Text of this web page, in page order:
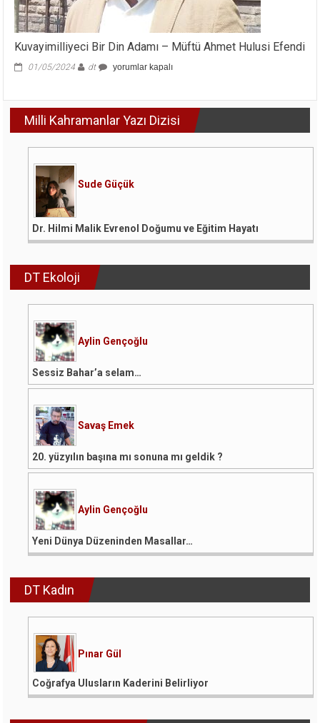
Kuvayimilliyeci Bir Din Adamı – Müftü Ahmet Hulusi Efendi
01/05/2024 dt
Kuvayimilliyeci
–
Müftü
için
yorumlar kapalı
Milli Kahramanlar Yazı Dizisi
Sude Güçük
Dr. Hilmi Malik Evrenol Doğumu ve Eğitim Hayatı
DT Ekoloji
Aylin Gençoğlu
Sessiz Bahar’a selam…
Savaş Emek
20. yüzyılın başına mı sonuna mı geldik ?
Aylin Gençoğlu
Yeni Dünya Düzeninden Masallar…
DT Kadın
Pınar Gül
Coğrafya Ulusların Kaderini Belirliyor